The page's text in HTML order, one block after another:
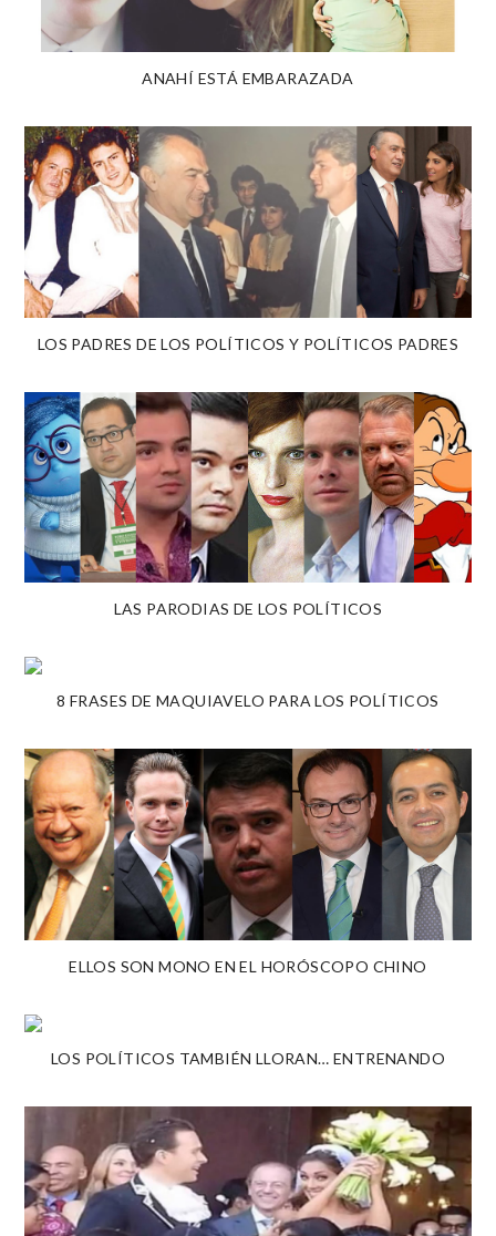
ANAHÍ ESTÁ EMBARAZADA
LOS PADRES DE LOS POLÍTICOS Y POLÍTICOS PADRES
LAS PARODIAS DE LOS POLÍTICOS
8 FRASES DE MAQUIAVELO PARA LOS POLÍTICOS
ELLOS SON MONO EN EL HORÓSCOPO CHINO
LOS POLÍTICOS TAMBIÉN LLORAN… ENTRENANDO